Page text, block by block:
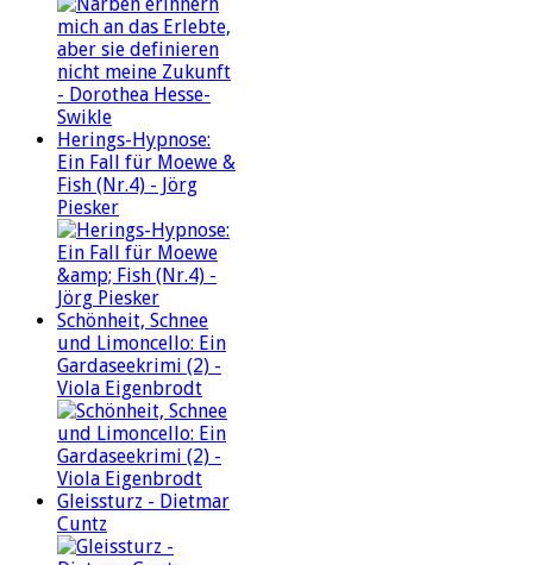
Herings-Hypnose:
Ein Fall für Moewe &
Fish (Nr.4) - Jörg
Piesker
Schönheit, Schnee
und Limoncello: Ein
Gardaseekrimi (2) -
Viola Eigenbrodt
Gleissturz - Dietmar
Cuntz